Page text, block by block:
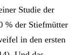
Studie der
% der Stiefmütter
in den ersten